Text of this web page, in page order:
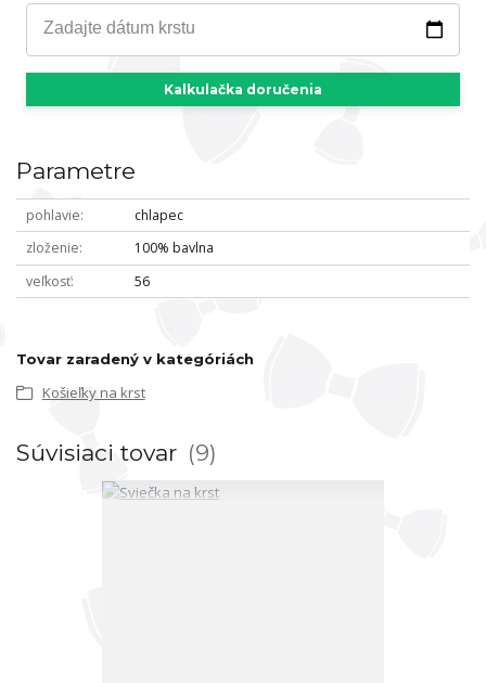
Zadajte dátum krstu
Kalkulačka doručenia
Parametre
pohlavie
chlapec
zloženie
100% bavlna
veľkosť
56
Tovar zaradený v kategóriách
Košieľky na krst
Súvisiaci tovar 9